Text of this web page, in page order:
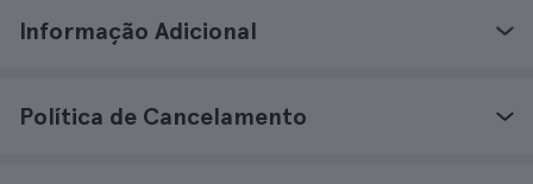
Informação Adicional
Política de Cancelamento